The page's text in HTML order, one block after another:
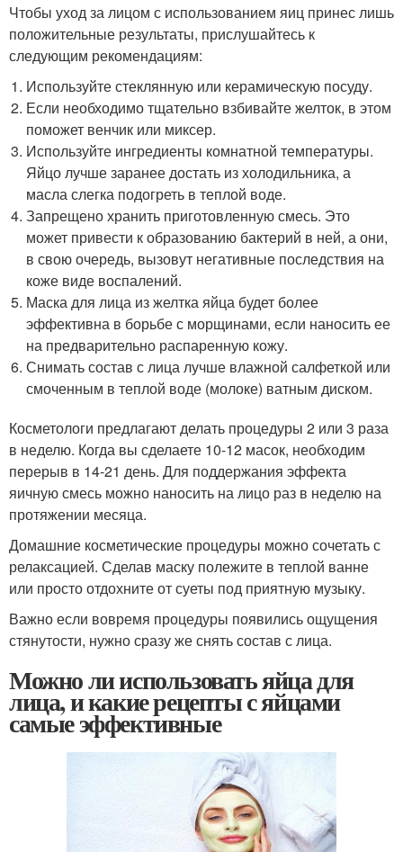
Чтобы уход за лицом с использованием яиц принес лишь
положительные результаты, прислушайтесь к
следующим рекомендациям:
Используйте стеклянную или керамическую посуду.
Если необходимо тщательно взбивайте желток, в этом
поможет венчик или миксер.
Используйте ингредиенты комнатной температуры.
Яйцо лучше заранее достать из холодильника, а
масла слегка подогреть в теплой воде.
Запрещено хранить приготовленную смесь. Это
может привести к образованию бактерий в ней, а они,
в свою очередь, вызовут негативные последствия на
коже виде воспалений.
Маска для лица из желтка яйца будет более
эффективна в борьбе с морщинами, если наносить ее
на предварительно распаренную кожу.
Снимать состав с лица лучше влажной салфеткой или
смоченным в теплой воде (молоке) ватным диском.
Косметологи предлагают делать процедуры 2 или 3 раза
в неделю. Когда вы сделаете 10-12 масок, необходим
перерыв в 14-21 день. Для поддержания эффекта
яичную смесь можно наносить на лицо раз в неделю на
протяжении месяца.
Домашние косметические процедуры можно сочетать с
релаксацией. Сделав маску полежите в теплой ванне
или просто отдохните от суеты под приятную музыку.
Важно если вовремя процедуры появились ощущения
стянутости, нужно сразу же снять состав с лица.
Можно ли использовать яйца для
лица, и какие рецепты с яйцами
самые эффективные